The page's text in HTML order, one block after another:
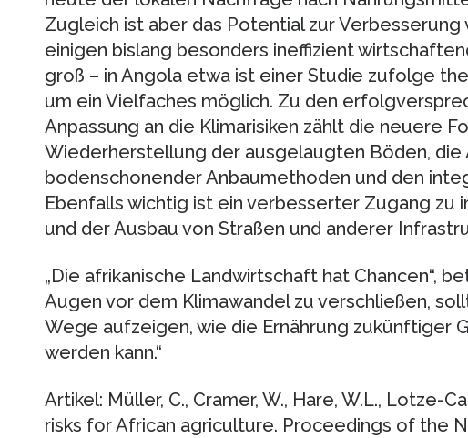
Zugleich ist aber das Potential zur
einigen bislang besonders ineffizient
groß – in Angola etwa ist einer Studie zufolge
um ein Vielfaches möglich. Zu den
Anpassung an die Klimarisiken zählt die neuere
Wiederherstellung der ausgelaugten Böden, die
bodenschonender Anbaumethoden und den
Ebenfalls wichtig ist ein verbesserter Zugang zu
und der Ausbau von Straßen und anderer
„Die afrikanische Landwirtschaft hat Chancen“,
Augen vor dem Klimawandel zu verschließen,
Wege aufzeigen, wie die Ernährung zukünftiger
werden kann.“
Artikel: Müller, C., Cramer, W., Hare, W.L., Lotze-
risks for African agriculture. Proceedings of the